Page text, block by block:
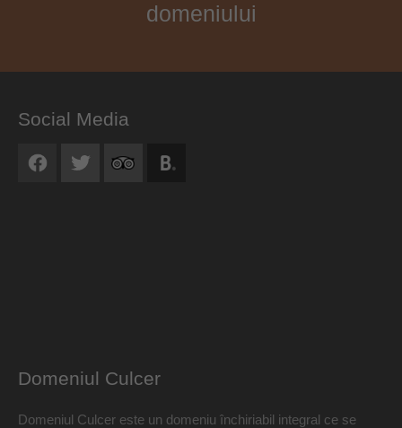
domeniului
Social Media
Domeniul Culcer
Domeniul Culcer este un domeniu închiriabil integral ce se